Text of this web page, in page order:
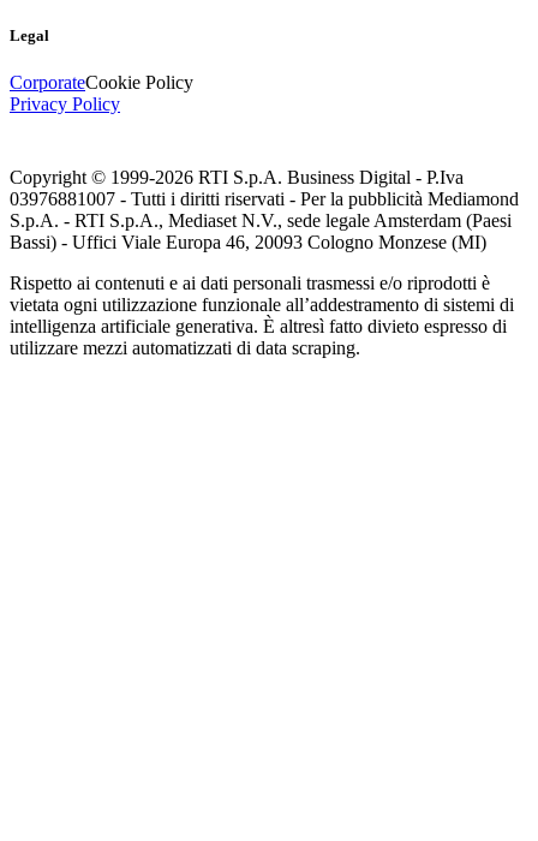
Legal
CorporateCookie Policy
Privacy Policy
Copyright © 1999-2026 RTI S.p.A. Business Digital - P.Iva
03976881007 - Tutti i diritti riservati - Per la pubblicità Mediamond
S.p.A. - RTI S.p.A., Mediaset N.V., sede legale Amsterdam (Paesi
Bassi) - Uffici Viale Europa 46, 20093 Cologno Monzese (MI)
Rispetto ai contenuti e ai dati personali trasmessi e/o riprodotti è
vietata ogni utilizzazione funzionale all’addestramento di sistemi di
intelligenza artificiale generativa. È altresì fatto divieto espresso di
utilizzare mezzi automatizzati di data scraping.